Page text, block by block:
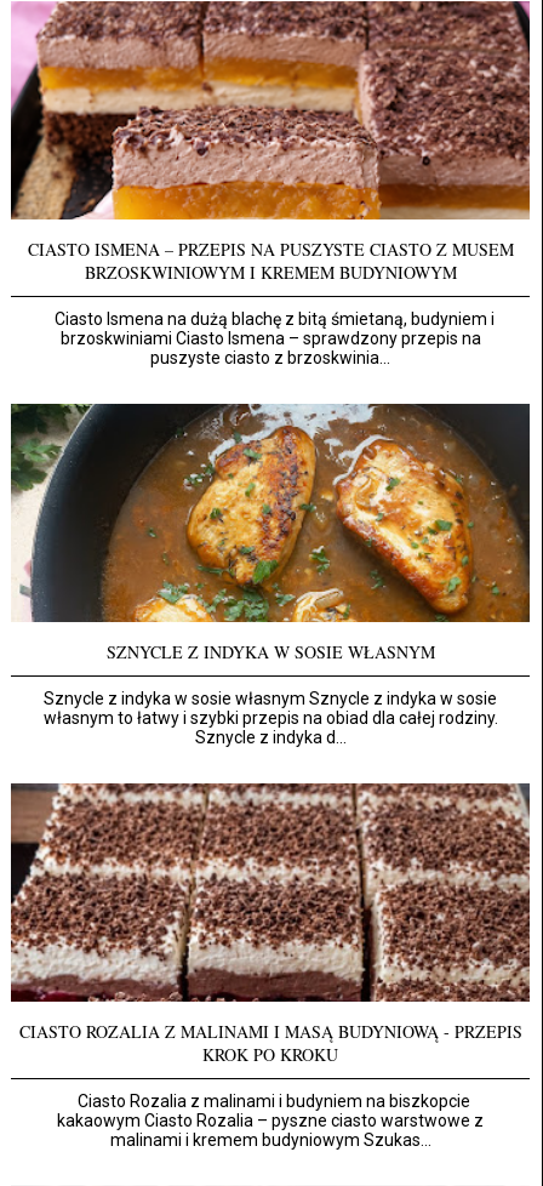
CIASTO ISMENA – PRZEPIS NA PUSZYSTE CIASTO Z MUSEM
BRZOSKWINIOWYM I KREMEM BUDYNIOWYM
Ciasto Ismena na dużą blachę z bitą śmietaną, budyniem i
brzoskwiniami Ciasto Ismena – sprawdzony przepis na
puszyste ciasto z brzoskwinia...
SZNYCLE Z INDYKA W SOSIE WŁASNYM
Sznycle z indyka w sosie własnym Sznycle z indyka w sosie
własnym to łatwy i szybki przepis na obiad dla całej rodziny.
Sznycle z indyka d...
CIASTO ROZALIA Z MALINAMI I MASĄ BUDYNIOWĄ - PRZEPIS
KROK PO KROKU
Ciasto Rozalia z malinami i budyniem na biszkopcie
kakaowym Ciasto Rozalia – pyszne ciasto warstwowe z
malinami i kremem budyniowym Szukas...